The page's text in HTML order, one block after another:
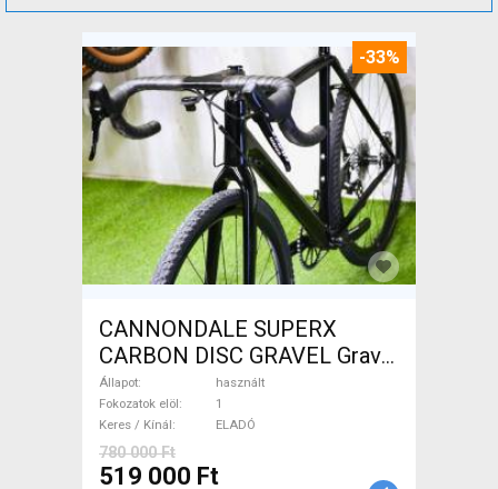
-33%
CANNONDALE SUPERX
CARBON DISC GRAVEL Gravel
/ CX tárcsafék használt
ELADÓ
Állapot
használt
Fokozatok elöl
1
Keres / Kínál
ELADÓ
780 000 Ft
519 000 Ft